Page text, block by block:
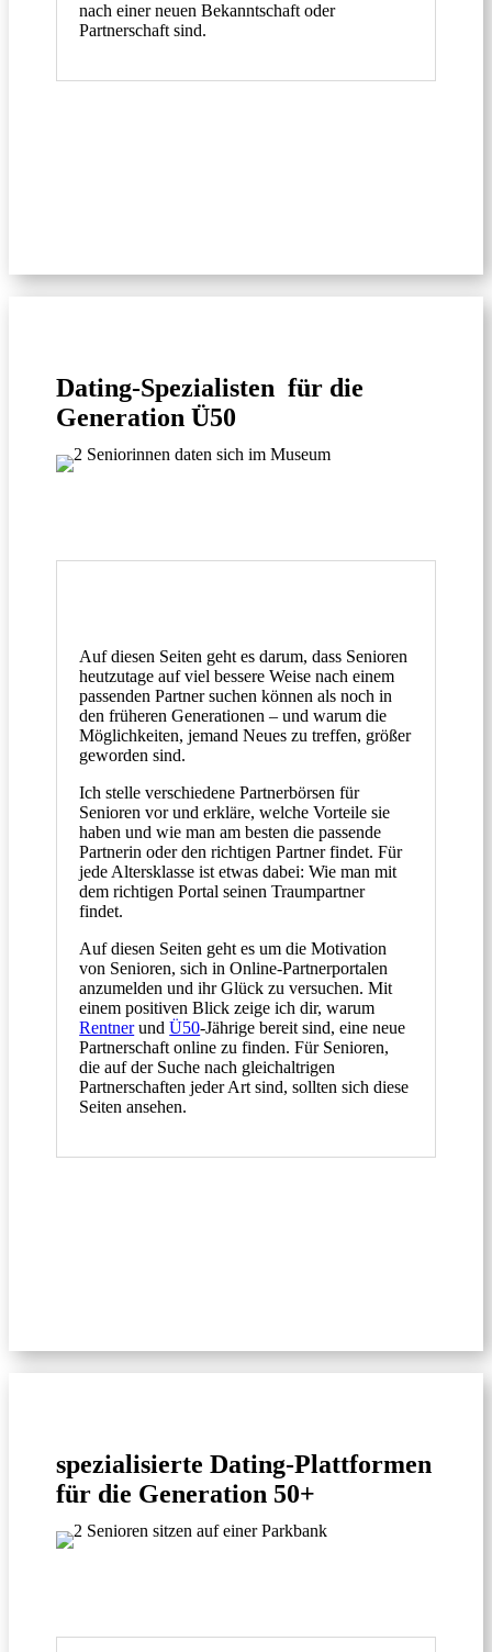
nach einer neuen Bekanntschaft oder
Partnerschaft sind.
Dating-Spezialisten für die
Generation Ü50
Auf diesen Seiten geht es darum, dass Senioren
heutzutage auf viel bessere Weise nach einem
passenden Partner suchen können als noch in
den früheren Generationen – und warum die
Möglichkeiten, jemand Neues zu treffen, größer
geworden sind.
Ich stelle verschiedene Partnerbörsen für
Senioren vor und erkläre, welche Vorteile sie
haben und wie man am besten die passende
Partnerin oder den richtigen Partner findet. Für
jede Altersklasse ist etwas dabei: Wie man mit
dem richtigen Portal seinen Traumpartner
findet.
Auf diesen Seiten geht es um die Motivation
von Senioren, sich in Online-Partnerportalen
anzumelden und ihr Glück zu versuchen. Mit
einem positiven Blick zeige ich dir, warum
RentnerundÜ50-Jährige bereit sind, eine neue
Partnerschaft online zu finden.Für Senioren,
die auf der Suche nach gleichaltrigen
Partnerschaften jeder Art sind, sollten sich diese
Seiten ansehen.
spezialisierte Dating-Plattformen
für die Generation 50+